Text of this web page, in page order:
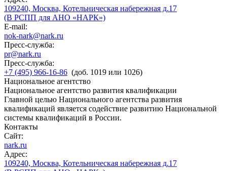
109240, Москва, Котельническая набережная д.17
(В РСПП для АНО «НАРК»)
E-mail:
nok-nark@nark.ru
Пресс-служба:
pr@nark.ru
Пресс-служба:
+7 (495) 966-16-86 (доб. 1019 или 1026)
Национальное агентство
Национальное агентство развития квалификации
Главной целью Национального агентства развития
квалификаций является содействие развитию Национальной
системы квалификаций в России.
Контакты
Сайт:
nark.ru
Адрес:
109240, Москва, Котельническая набережная д.17